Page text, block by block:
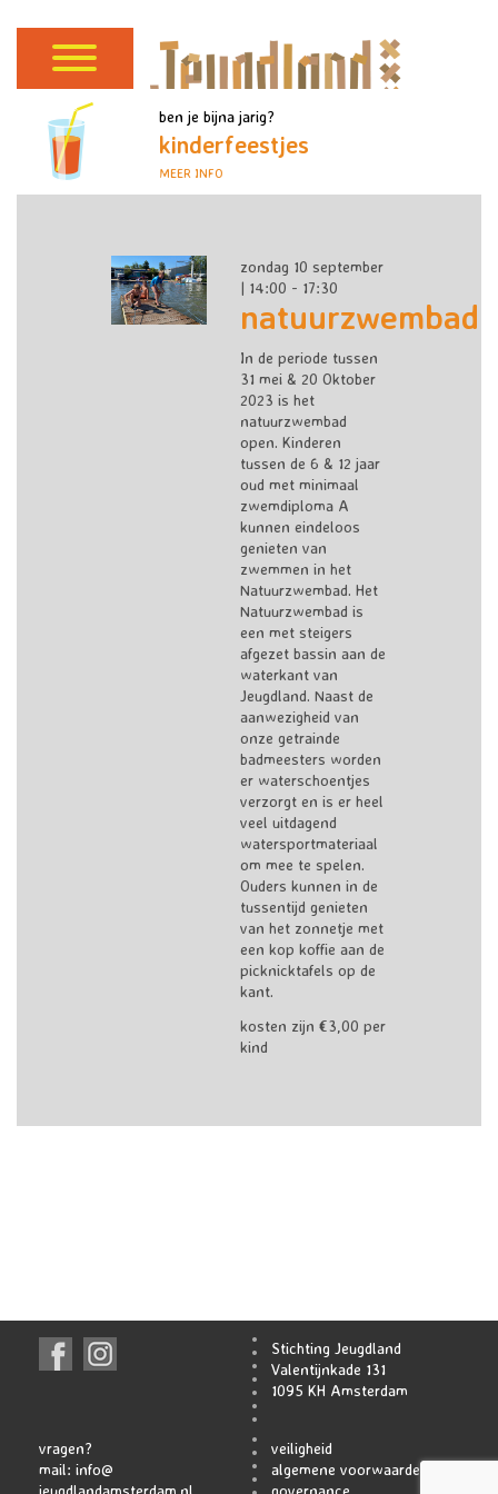
ben je bijna jarig?
kinderfeestjes
MEER INFO
zondag 10 september
| 14:00 - 17:30
natuurzwembad
In de periode tussen
31 mei & 20 Oktober
2023 is het
natuurzwembad
open. Kinderen
tussen de 6 & 12 jaar
oud met minimaal
zwemdiploma A
kunnen eindeloos
genieten van
zwemmen in het
Natuurzwembad. Het
Natuurzwembad is
een met steigers
afgezet bassin aan de
waterkant van
Jeugdland. Naast de
aanwezigheid van
onze getrainde
badmeesters worden
er waterschoentjes
verzorgt en is er heel
veel uitdagend
watersportmateriaal
om mee te spelen.
Ouders kunnen in de
tussentijd genieten
van het zonnetje met
een kop koffie aan de
picknicktafels op de
kant.
kosten zijn €3,00 per
kind
Stichting Jeugdland
Valentijnkade 131
1095 KH Amsterdam
vragen?
mail: info@
jeugdlandamsterdam.nl
veiligheid
algemene voorwaarden
governance